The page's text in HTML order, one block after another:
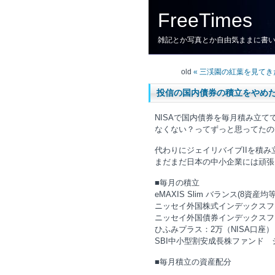
FreeTimes
雑記とか写真とか自由気ままに書
old « 三渓園の紅葉を見てき
投信の国内債券の積立をやめ
NISAで国内債券を毎月積み立て
なくない？ってずっと思ってた
代わりにジェイリバイブIIを積み
まだまだ日本の中小企業には頑
■毎月の積立
eMAXIS Slim バランス(8資産均
ニッセイ外国株式インデックス
ニッセイ外国債券インデックス
ひふみプラス：2万（NISA口座）
SBI中小型割安成長株ファンド
■毎月積立の資産配分